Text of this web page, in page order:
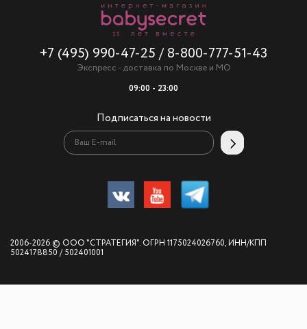
+7 (495) 990-47-25 / 8-800-777-51-43
Экспресс - доставка по Москве и МО
09:00 - 23:00
Подписаться на новости
2006-2026 © ООО "СТРАТЕГИЯ". ОГРН 1175024026760, ИНН/КПП
5024178850 / 502401001